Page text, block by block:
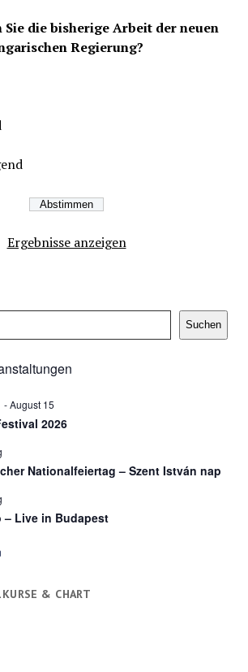
Sie die bisherige Arbeit der neuen
Regierung?
Ergebnisse anzeigen
Suchen
-August 15
2026
Nationalfeiertag – Szent István nap
– Live in Budapest
& CHART